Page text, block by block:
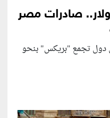
مليار دولار.. صادرات مصر
دول تجمع "بريكس" بنحو